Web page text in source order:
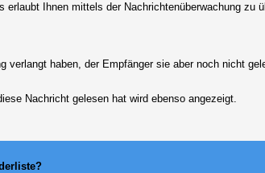
Ihnen mittels der Nachrichtenüberwachung zu
haben, der Empfänger sie aber noch nicht
Nachricht gelesen hat wird ebenso angezeigt.